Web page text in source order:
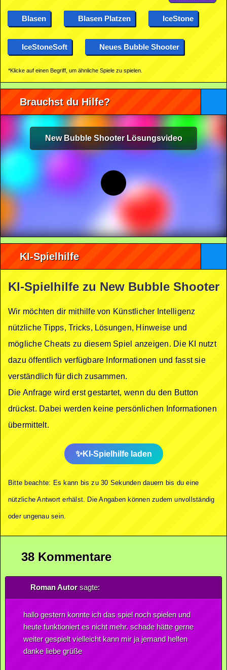
Blasen Blasen Platzen IceStone
IceStoneSoft Neues Bubble Shooter
*Klicke auf einen Begriff, um ähnliche Spiele zu spielen.
Brauchst du Hilfe?
New Bubble Shooter Lösungsvideo
KI-Spielhilfe
KI-Spielhilfe zu New Bubble Shooter
Wir möchten dir mithilfe von Künstlicher Intelligenz
nützliche Tipps, Tricks, Lösungen, Hinweise und
mögliche Cheats zu diesem Spiel anzeigen. Die KI nutzt
dazu öffentlich verfügbare Informationen und fasst sie
verständlich für dich zusammen.
Die Anfrage wird erst gestartet, wenn du den Button
drückst. Dabei werden keine persönlichen Informationen
übermittelt.
KI-Spielhilfe laden
Bitte beachte: Es kann bis zu 30 Sekunden dauern bis du eine
nützliche Antwort erhälst. Die Angaben können zudem unvollständig
oder ungenau sein.
38 Kommentare
Roman Autorsagte:
hallo gestern konnte ich das spiel noch spielen und
heute funktioniert es nicht mehr. schade hätte gerne
weiter gespielt vielleicht kann mir ja jemand helfen
danke liebe grüße